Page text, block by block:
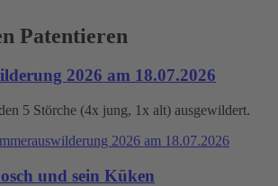
Patentieren
2026 am 18.07.2026
5 Störche (4x jung, 1x alt) ausgewildert.
2026 am 18.07.2026
und sein Küken